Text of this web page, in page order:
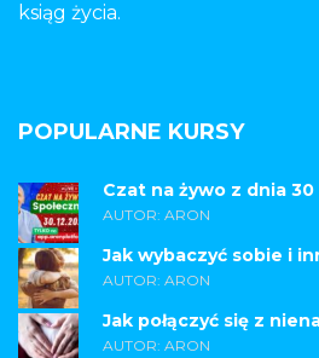
ksiąg życia.
POPULARNE KURSY
Czat na żywo z dnia
AUTOR: ARON
Jak wybaczyć sobie i
AUTOR: ARON
Jak połączyć się z
AUTOR: ARON